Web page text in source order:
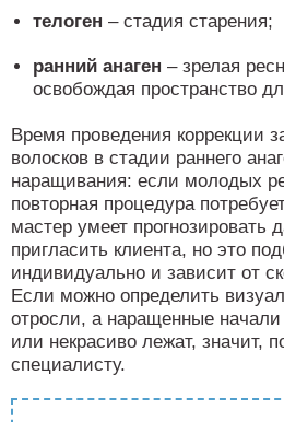
телоген – стадия старения;
ранний анаген – зрелая
освобождая пространство
Время проведения коррекции
волосков в стадии раннего
наращивания: если молодых
повторная процедура
мастер умеет прогнозировать
пригласить клиента, но это
индивидуально и зависит от
Если можно определить
отросли, а наращенные
или некрасиво лежат, значит,
специалисту.